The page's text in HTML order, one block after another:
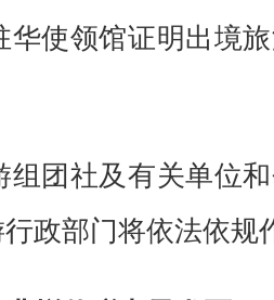
使领馆证明出境
团社及有关单位和
政部门将依法依规